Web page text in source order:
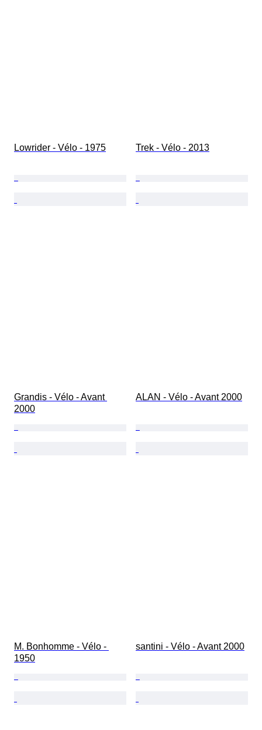
Lowrider - Vélo - 1975 Trek - Vélo - 2013
Grandis - Vélo - Avant
2000
ALAN - Vélo - Avant 2000
M. Bonhomme - Vélo -
1950
santini - Vélo - Avant 2000